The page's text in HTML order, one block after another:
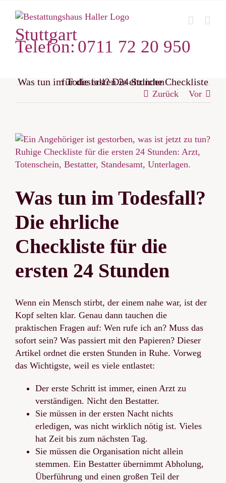
Inhalt
springenStuttgart
Telefon:0711 72 20 950
Was tun im Todesfall? Die ehrliche Checkliste für die ersten 24 Stunden
Zurück Vor
Zeige
grösseres
Bild
Was tun im Todesfall?
Die ehrliche
Checkliste für die
ersten 24 Stunden
Wenn ein Mensch stirbt, der einem nahe war, ist der
Kopf selten klar. Genau dann tauchen die
praktischen Fragen auf: Wen rufe ich an? Muss das
sofort sein? Was passiert mit den Papieren? Dieser
Artikel ordnet die ersten Stunden in Ruhe. Vorweg
das Wichtigste, weil es viele entlastet:
Der erste Schritt ist immer, einen Arzt zu
verständigen. Nicht den Bestatter.
Sie müssen in der ersten Nacht nichts
erledigen, was nicht wirklich nötig ist. Vieles
hat Zeit bis zum nächsten Tag.
Sie müssen die Organisation nicht allein
stemmen. Ein Bestatter übernimmt Abholung,
Überführung und einen großen Teil der